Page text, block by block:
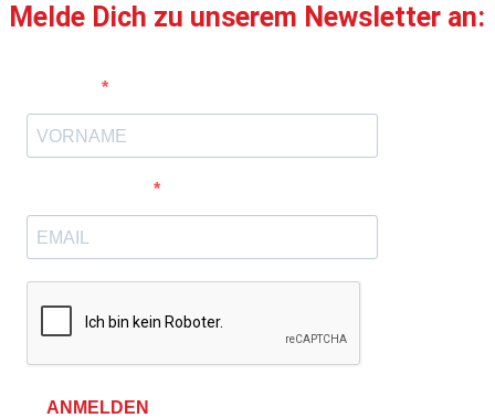
Melde Dich zu unserem Newsletter an:
ANMELDEN